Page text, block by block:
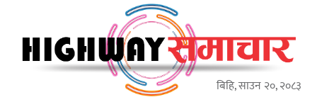
बिहि, साउन २०, २०८३
गृहपृष्ठ